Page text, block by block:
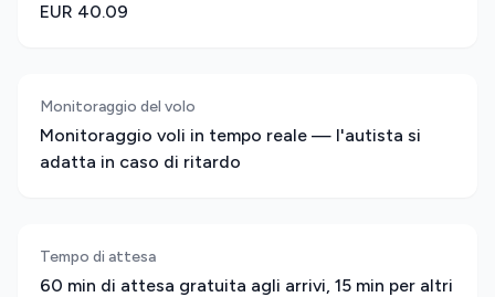
EUR 40.09
Monitoraggio del volo
Monitoraggio voli in tempo reale — l'autista si
adatta in caso di ritardo
Tempo di attesa
60 min di attesa gratuita agli arrivi, 15 min per altri